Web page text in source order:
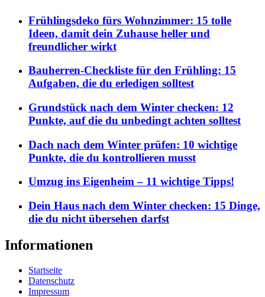
Frühlingsdeko fürs Wohnzimmer: 15 tolle
Ideen, damit dein Zuhause heller und
freundlicher wirkt
Bauherren-Checkliste für den Frühling: 15
Aufgaben, die du erledigen solltest
Grundstück nach dem Winter checken: 12
Punkte, auf die du unbedingt achten solltest
Dach nach dem Winter prüfen: 10 wichtige
Punkte, die du kontrollieren musst
Umzug ins Eigenheim – 11 wichtige Tipps!
Dein Haus nach dem Winter checken: 15 Dinge,
die du nicht übersehen darfst
Informationen
Startseite
Datenschutz
Impressum